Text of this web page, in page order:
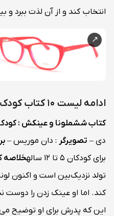
انتخاب کند و از آن لذت ببرد و
ادامه لیست 10 کتاب کودک مربوط به عینک
کتاب ششملونا و عینکش :
دی – تصویرگر : دان موریس –
برای کودکان 5 تا 12 ساله
خلاصه
تولد نزدیک‌بین است و اکنون
کند. اما او عینک زدن را دوست
این که پدرش برای او توضیح